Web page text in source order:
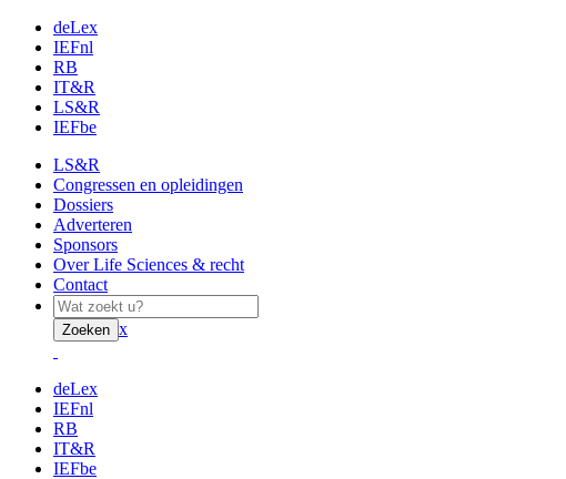
deLex
IEFnl
RB
IT&R
LS&R
IEFbe
LS&R
Congressen en opleidingen
Dossiers
Adverteren
Sponsors
Over Life Sciences & recht
Contact
Zoeken x
deLex
IEFnl
RB
IT&R
IEFbe